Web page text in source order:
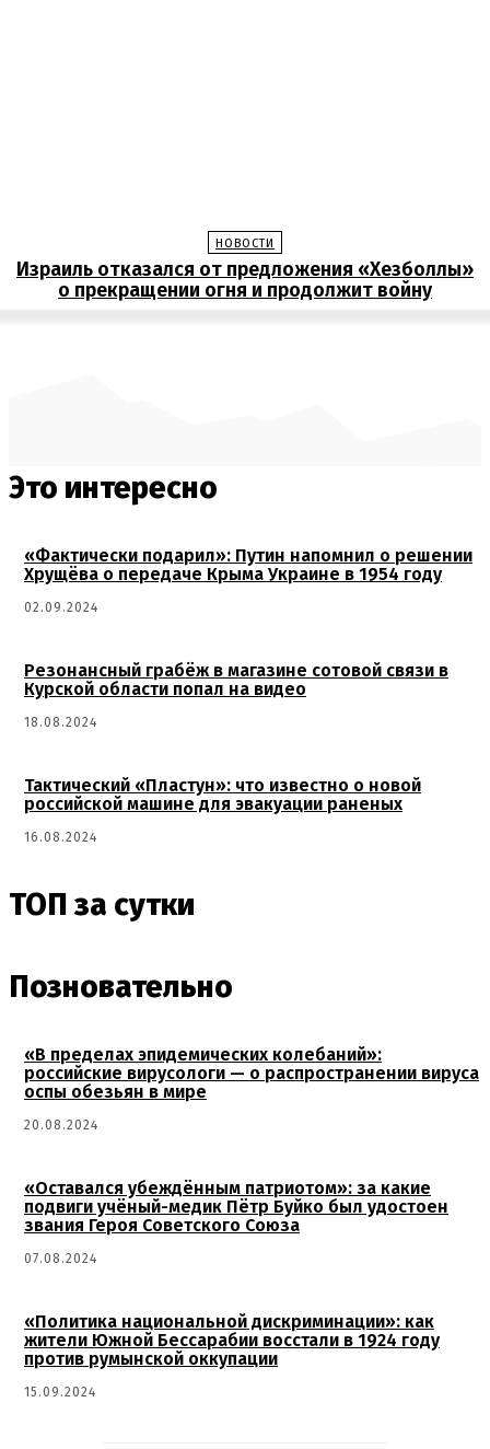
НОВОСТИ
Израиль отказался от предложения «Хезболлы»
о прекращении огня и продолжит войну
Это интересно
«Фактически подарил»: Путин напомнил о решении
Хрущёва о передаче Крыма Украине в 1954 году
02.09.2024
Резонансный грабёж в магазине сотовой связи в
Курской области попал на видео
18.08.2024
Тактический «Пластун»: что известно о новой
российской машине для эвакуации раненых
16.08.2024
ТОП за сутки
Позновательно
«В пределах эпидемических колебаний»:
российские вирусологи — о распространении вируса
оспы обезьян в мире
20.08.2024
«Оставался убеждённым патриотом»: за какие
подвиги учёный-медик Пётр Буйко был удостоен
звания Героя Советского Союза
07.08.2024
«Политика национальной дискриминации»: как
жители Южной Бессарабии восстали в 1924 году
против румынской оккупации
15.09.2024